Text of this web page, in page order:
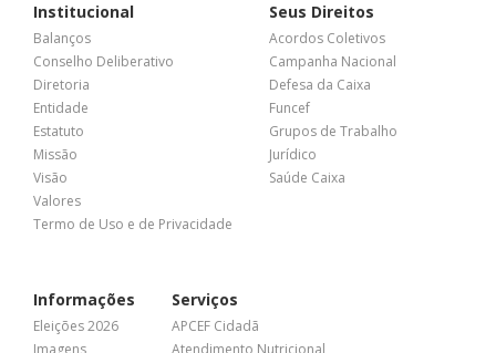
Institucional
Balanços
Conselho Deliberativo
Diretoria
Entidade
Estatuto
Missão
Visão
Valores
Termo de Uso e de Privacidade
Seus Direitos
Acordos Coletivos
Campanha Nacional
Defesa da Caixa
Funcef
Grupos de Trabalho
Jurídico
Saúde Caixa
Informações
Eleições 2026
Serviços
APCEF Cidadã